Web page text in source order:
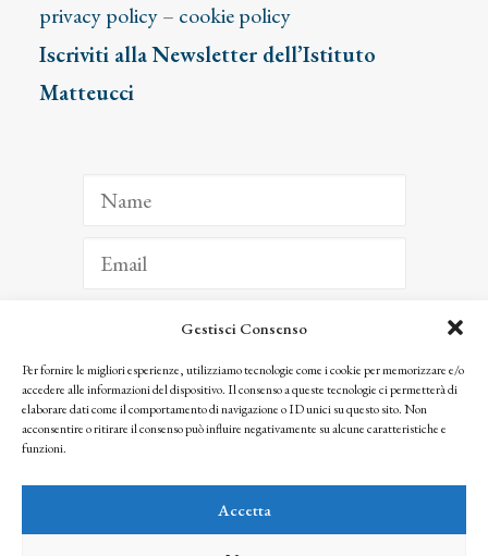
Gestisci Consenso
Per fornire le migliori esperienze, utilizziamo tecnologie come i cookie per memorizzare e/o
accedere alle informazioni del dispositivo. Il consenso a queste tecnologie ci permetterà di
elaborare dati come il comportamento di navigazione o ID unici su questo sito. Non
acconsentire o ritirare il consenso può influire negativamente su alcune caratteristiche e
funzioni.
Accetta
privacy policy– cookie policy
Iscriviti alla Newsletter dell’Istituto
Matteucci
ISCRIVITI
Facendo clic per iscriverti, riconosci che le tue informazioni saranno trattate
seguendo la nostra Privacy Policy
© 2025 Istituto Matteucci. All right reserved
l’autorizzazione scritta dei proprietari dei diritti e dell’Istituto Matteucci